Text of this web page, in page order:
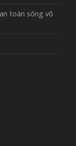
toàn sóng vô